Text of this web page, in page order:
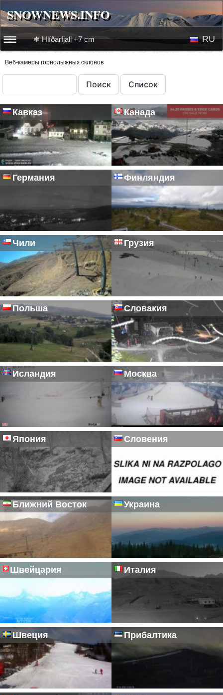
SNOWNEWS.INFO
☰☰
Новости
Лыжное видео
❄ Hlíðarfjall +7 cm RU
Веб-камеры горнолыжных склонов
Кавказ Канада
Германия Финляндия
Чили Грузия
Польша Словакия
Исландия Москва
Япония Словения
Ближний Восток Украина
Швейцария Италия
Швеция Прибалтика